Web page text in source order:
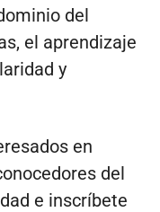
del
el aprendizaje
y
en
del
e inscríbete